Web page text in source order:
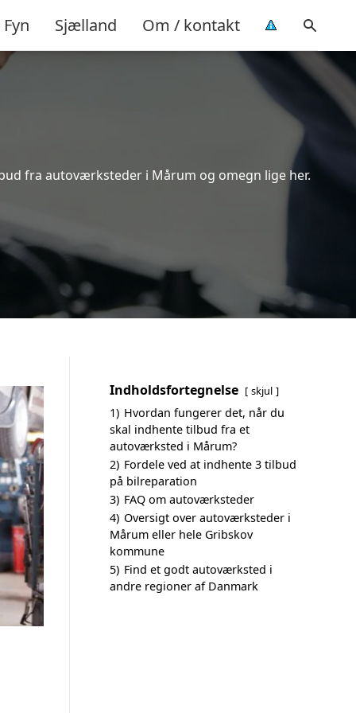
Fyn Sjælland Om / kontakt
fra autoværksteder i Mårum og omegn lige her.
Indholdsfortegnelse skjul
1) Hvordan fungerer det, når du
skal indhente tilbud fra et
autoværksted i Mårum?
2) Fordele ved at indhente 3 tilbud
på bilreparation
3) FAQ om autoværksteder
4) Oversigt over autoværksteder i
Mårum eller hele Gribskov
kommune
5) Find et godt autoværksted i
andre regioner af Danmark